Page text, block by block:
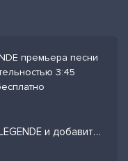
премьера песни
3:45
Слушать песню Bagi - BILEGENDE и добавить в избранных